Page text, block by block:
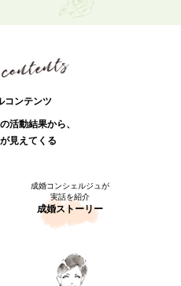
コンテンツ
活動結果から、
見えてくる
成婚コンシェルジュが
実話を紹介
成婚ストーリー